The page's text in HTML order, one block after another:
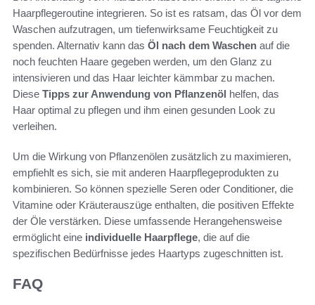
Haarpflegeroutine integrieren. So ist es ratsam, das Öl vor dem
Waschen aufzutragen, um tiefenwirksame Feuchtigkeit zu
spenden. Alternativ kann das Öl nach dem Waschen auf die
noch feuchten Haare gegeben werden, um den Glanz zu
intensivieren und das Haar leichter kämmbar zu machen.
Diese Tipps zur Anwendung von Pflanzenöl helfen, das
Haar optimal zu pflegen und ihm einen gesunden Look zu
verleihen.
Um die Wirkung von Pflanzenölen zusätzlich zu maximieren,
empfiehlt es sich, sie mit anderen Haarpflegeprodukten zu
kombinieren. So können spezielle Seren oder Conditioner, die
Vitamine oder Kräuterauszüge enthalten, die positiven Effekte
der Öle verstärken. Diese umfassende Herangehensweise
ermöglicht eine individuelle Haarpflege, die auf die
spezifischen Bedürfnisse jedes Haartyps zugeschnitten ist.
FAQ